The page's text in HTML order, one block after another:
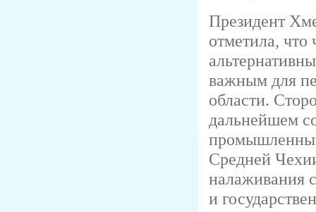
Президент
отметила,
важным для
области.
дальнейшем
Средней
налаживания
и